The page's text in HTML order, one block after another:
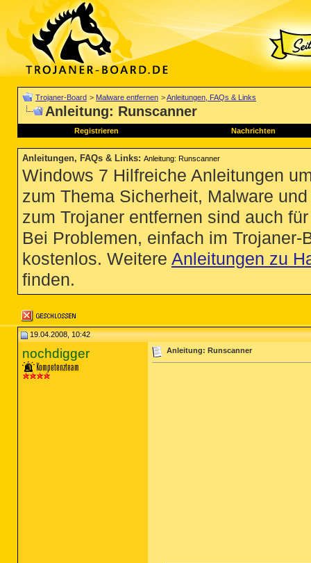
Trojaner-Board > Malware entfernen >Anleitungen, FAQs & Links
Anleitung: Runscanner
Registrieren Nachrichten
Anleitungen, FAQs & Links: Anleitung: Runscanner
Windows 7 Hilfreiche Anleitungen
zum Thema Sicherheit, Malware
zum Trojaner entfernen sind auch
Bei Problemen, einfach im
kostenlos. Weitere Anleitungen zu
finden.
19.04.2008, 10:42
nochdigger Anleitung: Runscanner